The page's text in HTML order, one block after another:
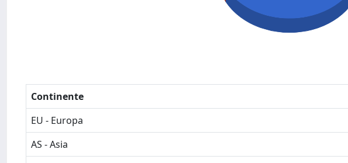
Continente
EU - Europa
AS - Asia